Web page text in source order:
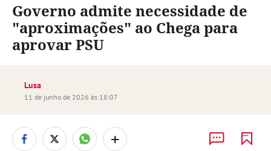
Governo admite necessidade de
"aproximações" ao Chega para
aprovar PSU
Lusa
11 de junho de 2026 às 18:07
+